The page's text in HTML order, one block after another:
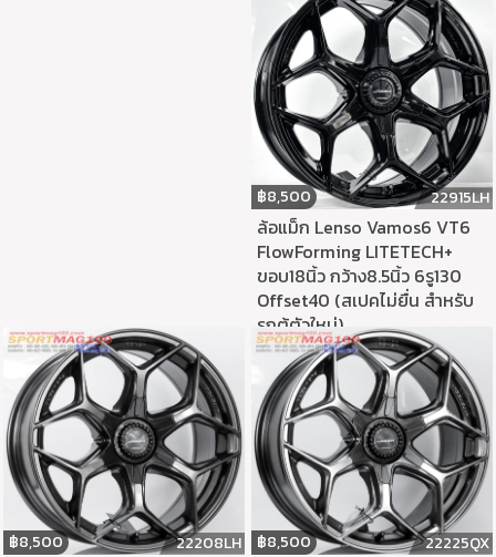
฿8,500 22915LH
ล้อแม็ก Lenso Vamos6 VT6
FlowForming LITETECH+
ขอบ18นิ้ว กว้าง8.5นิ้ว 6รู130
Offset40 (สเปคไม่ยื่น สำหรับ
รถตู้ตัวใหม่)
฿8,500 22208LH ฿8,500 22225QX